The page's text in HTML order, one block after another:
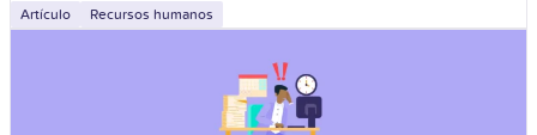
negociación salarial, en
Artículo Recursos humanos